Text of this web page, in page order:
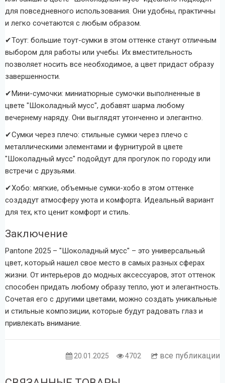
для повседневного использования. Они удобны, практичны
и легко сочетаются с любым образом.
✔Тоут: большие тоут-сумки в этом оттенке станут отличным
выбором для работы или учебы. Их вместительность
позволяет носить все необходимое, а цвет придаст образу
завершенности.
✔Мини-сумочки: миниатюрные сумочки выполненные в
цвете "Шоколадный мусс", добавят шарма любому
вечернему наряду. Они выглядят утонченно и элегантно.
✔Сумки через плечо: стильные сумки через плечо с
металлическими элементами и фурнитурой в цвете
"Шоколадный мусс" подойдут для прогулок по городу или
встречи с друзьями.
✔Хобо: мягкие, объемные сумки-хобо в этом оттенке
создадут атмосферу уюта и комфорта. Идеальный вариант
для тех, кто ценит комфорт и стиль.
Заключение
Pantone 2025 – "Шоколадный мусс" – это универсальный
цвет, который нашел свое место в самых разных сферах
жизни. От интерьеров до модных аксессуаров, этот оттенок
способен придать любому образу тепло, уют и элегантность.
Сочетая его с другими цветами, можно создать уникальные
и стильные композиции, которые будут радовать глаз и
привлекать внимание.
20.01.2025 4702 все публикации